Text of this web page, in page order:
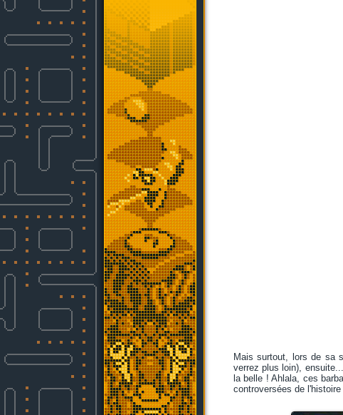
Mais surtout, lors de sa
verrez plus loin),
la belle ! Ahlala, ces
controversées de